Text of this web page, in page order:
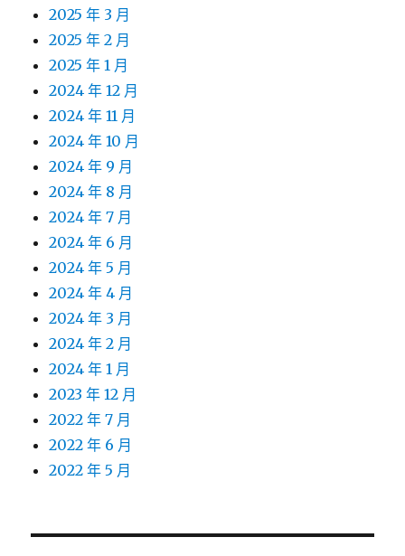
2025 年 3 月
2025 年 2 月
2025 年 1 月
2024 年 12 月
2024 年 11 月
2024 年 10 月
2024 年 9 月
2024 年 8 月
2024 年 7 月
2024 年 6 月
2024 年 5 月
2024 年 4 月
2024 年 3 月
2024 年 2 月
2024 年 1 月
2023 年 12 月
2022 年 7 月
2022 年 6 月
2022 年 5 月